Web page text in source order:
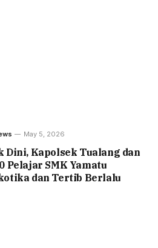
May 5, 2026
Dini, Kapolsek Tualang dan
Pelajar SMK Yamatu
dan Tertib Berlalu